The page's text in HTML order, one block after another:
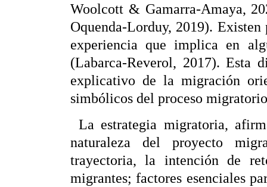
Woolcott & Gamarra-Amaya,
Oquenda-Lorduy, 2019).
experiencia que implica en
(Labarca-Reverol, 2017). Esta
explicativo de la migración
simbólicos del proceso
La estrategia migratoria,
naturaleza del proyecto
trayectoria, la intención de
migrantes; factores esenciales